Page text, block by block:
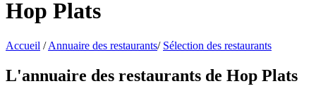
Hop Plats
Accueil /Annuaire des restaurants/ Sélection des restaurants
L'annuaire des restaurants de Hop Plats